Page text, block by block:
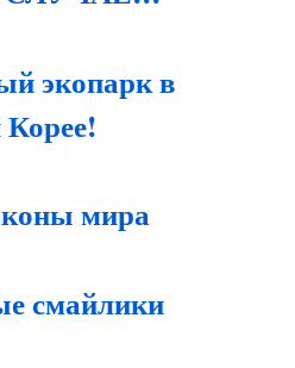
экопарк в
мира
смайлики